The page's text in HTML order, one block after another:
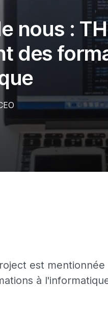
nous :
des
est
à